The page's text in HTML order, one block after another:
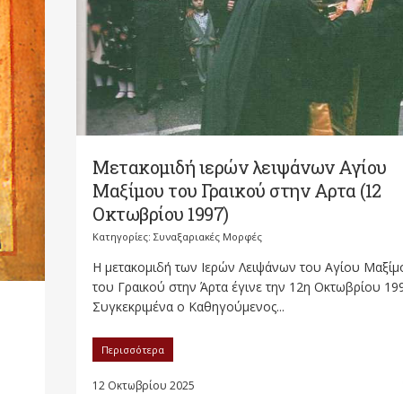
Μετακομιδή ιερών λειψάνων Αγίου
Μαξίμου του Γραικού στην Αρτα (12
Οκτωβρίου 1997)
Κατηγορίες: Συναξαριακές Μορφές
Η μετακομιδή των Ιερών Λειψάνων του Αγίου
του Γραικού στην Άρτα έγινε την 12η Οκτωβρίου
Συγκεκριμένα ο Καθηγούμενος...
Περισσότερα
12 Οκτωβρίου 2025